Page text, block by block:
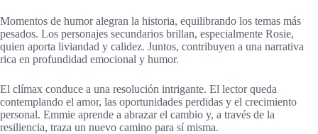
Momentos de humor alegran la historia, equilibrando los temas más
pesados. Los personajes secundarios brillan, especialmente Rosie,
quien aporta liviandad y calidez. Juntos, contribuyen a una narrativa
rica en profundidad emocional y humor.
El clímax conduce a una resolución intrigante. El lector queda
contemplando el amor, las oportunidades perdidas y el crecimiento
personal. Emmie aprende a abrazar el cambio y, a través de la
resiliencia, traza un nuevo camino para sí misma.